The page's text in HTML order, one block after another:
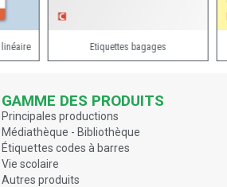
linéaire Etiquettes bagages
GAMME DES PRODUITS
Principales productions
Médiathèque - Bibliothèque
Étiquettes codes à barres
Vie scolaire
Autres produits